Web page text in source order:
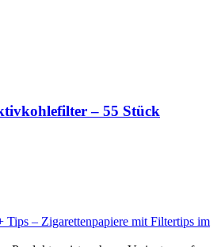
– 55 Stück